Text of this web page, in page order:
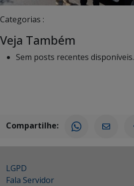
Categorias :
Veja Também
Sem posts recentes disponíveis.
Compartilhe:
LGPD
Fala Servidor